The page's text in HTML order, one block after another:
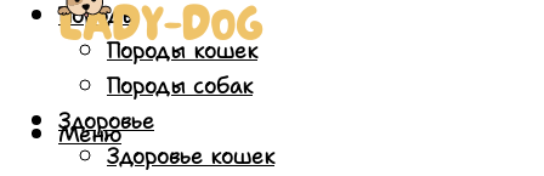
Породы
Породы кошек
Породы собак
Здоровье
Здоровье кошек
Меню